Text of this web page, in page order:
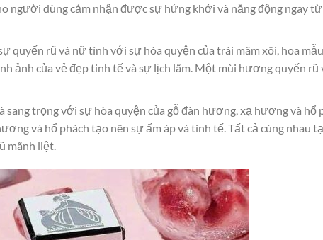
người dùng cảm nhận được sự hứng khởi và năng động ngay
quyến rũ và nữ tính với sự hòa quyện của trái mâm xôi, hoa
ảnh của vẻ đẹp tinh tế và sự lịch lãm. Một mùi hương quyến rũ
sang trọng với sự hòa quyện của gỗ đàn hương, xạ hương và hổ
và hổ phách tạo nên sự ấm áp và tinh tế. Tất cả cùng nhau
mãnh liệt.